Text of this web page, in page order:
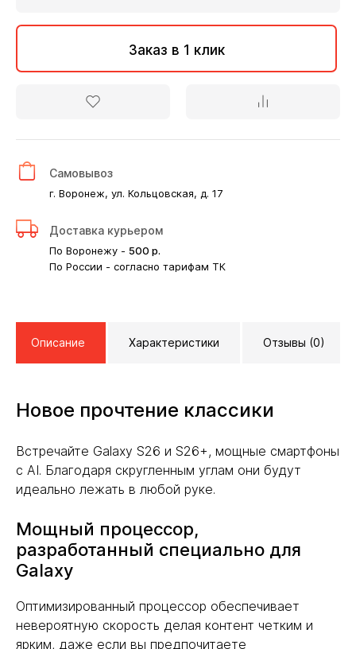
Заказ в 1 клик
Самовывоз
г. Воронеж, ул. Кольцовская, д. 17
Доставка курьером
По Воронежу - 500 р.
По России - согласно тарифам ТК
Описание Характеристики Отзывы (0)
Новое прочтение классики
Встречайте Galaxy S26 и S26+, мощные смартфоны
с AI. Благодаря скругленным углам они будут
идеально лежать в любой руке.
Мощный процессор,
разработанный специально для
Galaxy
Оптимизированный процессор обеспечивает
невероятную скорость делая контент четким и
ярким, даже если вы предпочитаете